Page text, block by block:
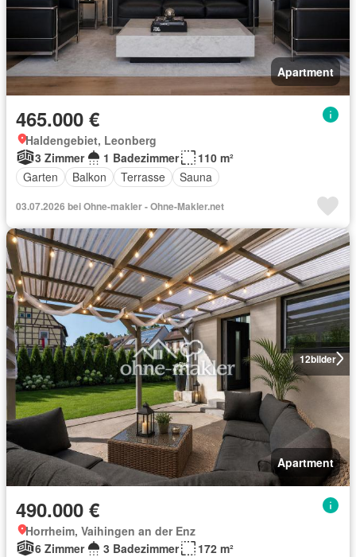
Apartment
465.000 €
Haldengebiet, Leonberg
3 Zimmer
1 Badezimmer
110 m²
Garten
Balkon Terrasse Sauna
03.07.2026 bei Ohne-makler - Ohne-Makler.net
12bilder
Apartment
490.000 €
Horrheim, Vaihingen an der Enz
6 Zimmer
3 Badezimmer
172 m²